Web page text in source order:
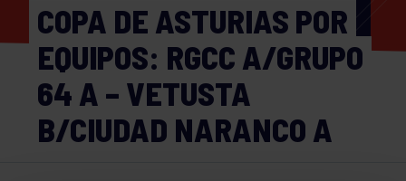
COPA DE ASTURIAS POR
EQUIPOS: RGCC A/GRUPO
64 A – VETUSTA
B/CIUDAD NARANCO A